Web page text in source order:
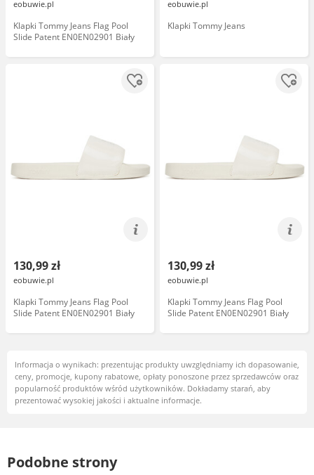
eobuwie.pl
Klapki Tommy Jeans Flag Pool
Slide Patent EN0EN02901 Biały
eobuwie.pl
Klapki Tommy Jeans
130,99 zł
eobuwie.pl
Klapki Tommy Jeans Flag Pool
Slide Patent EN0EN02901 Biały
130,99 zł
eobuwie.pl
Klapki Tommy Jeans Flag Pool
Slide Patent EN0EN02901 Biały
Informacja o wynikach: prezentując produkty uwzględniamy ich dopasowanie,
ceny, promocje, kupony rabatowe, opłaty ponoszone przez sprzedawców oraz
popularność produktów wśród użytkowników. Dokładamy starań, aby
prezentować wysokiej jakości i aktualne informacje.
Podobne strony